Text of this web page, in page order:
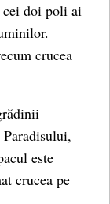
cei doi poli ai
crucea
este
crucea pe